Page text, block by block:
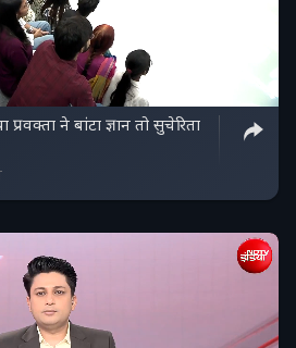
ने बांटा ज्ञान तो सुचेरिता